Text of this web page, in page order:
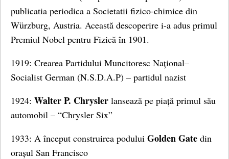
publicatia periodica a Societatii fizico-chimice din
Würzburg, Austria. Această descoperire i-a adus primul
Premiul Nobel pentru Fizică în 1901.
1919: Crearea Partidului Muncitoresc Național–
Socialist German (N.S.D.A.P) – partidul nazist
1924: Walter P. Chrysler lansează pe piață primul său
automobil – “Chrysler Six”
1933: A început construirea podului Golden Gate din
orașul San Francisco